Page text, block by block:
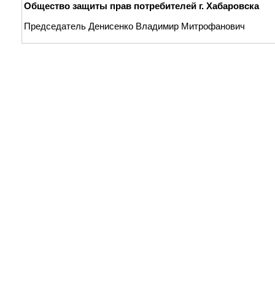
Общество защиты прав потребителей г. Хабаровска
Председатель Денисенко Владимир Митрофанович